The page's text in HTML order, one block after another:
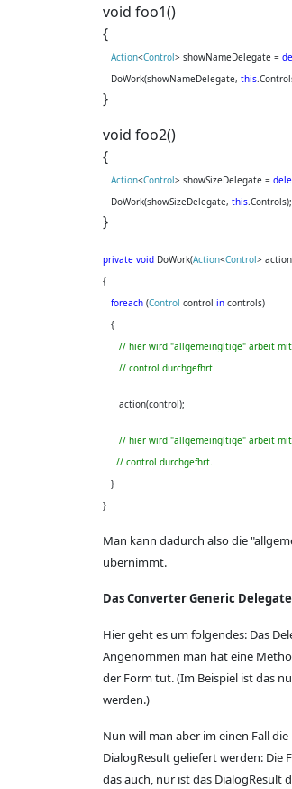
void foo1()
{
Action<Control> showNameDelegate =
DoWork(showNameDelegate, this
}
void foo2()
{
Action<Control> showSizeDelegate =
DoWork(showSizeDelegate, this .Controls);
}
private void DoWork(Action<Control>
{
foreach (Control control in controls)
{
// hier wird "allgemeingltige" arbeit mit
// control durchgefhrt.
action(control);
// hier wird "allgemeingltige" arbeit mit
// control durchgefhrt.
}
}
Man kann dadurch also die
übernimmt.
Das Converter Generic Delegate
Hier geht es um folgendes: Das
Angenommen man hat eine
der Form tut. (Im Beispiel ist das
werden.)
Nun will man aber im einen Fall
DialogResult geliefert werden:
das auch, nur ist das DialogResult